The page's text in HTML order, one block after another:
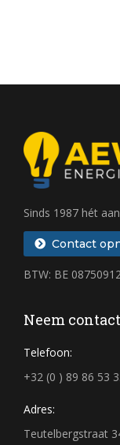
Sinds 1987 hét
Contact
BTW: BE
Neem
Telefoon:
+32 (0 ) 89 86 53
Adres:
Teutelbergstraat